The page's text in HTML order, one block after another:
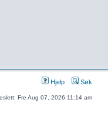
Hjelp Søk
Fre Aug 07, 2026 11:14 am